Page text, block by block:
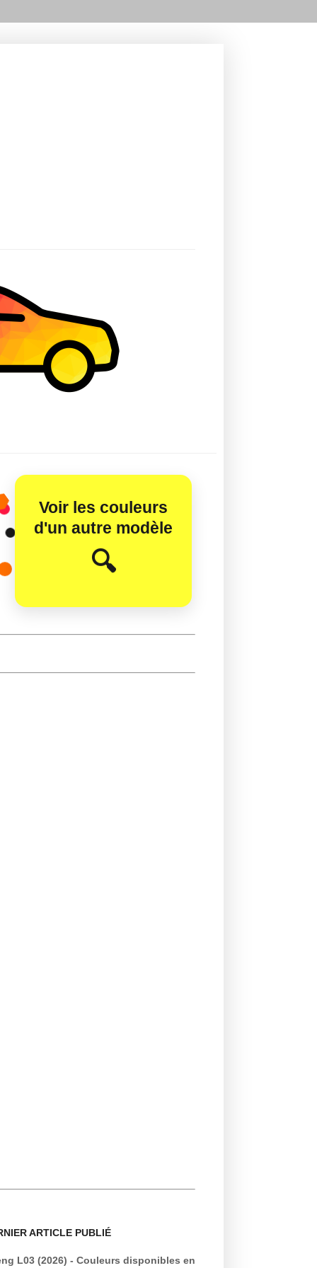
Voir les couleurs
d'un autre modèle
🔍
ARTICLE PUBLIÉ
L03 (2026) - Couleurs disponibles en